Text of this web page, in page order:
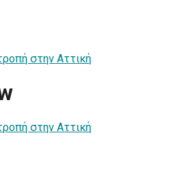
στην Αττική
στην Αττική